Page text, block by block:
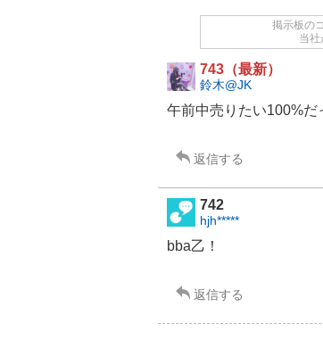
く
売
り
た
3
3
%
掲示板の
当社
743（最新）
鈴木@JK
午前中売りたい100%
返信する
742
hjh*****
bba乙！
返信する